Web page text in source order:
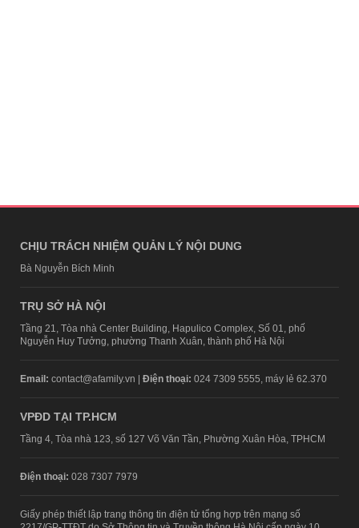
CHỊU TRÁCH NHIỆM QUẢN LÝ NỘI DUNG
Bà Nguyễn Bích Minh
TRỤ SỞ HÀ NỘI
Tầng 21, Tòa nhà Center Building, Hapulico Complex, Số 01, phố
Nguyễn Huy Tưởng, phường Thanh Xuân, thành phố Hà Nội
Email: contact@afamily.vn | Điện thoại: 024 7309 5555, máy lẻ 62.370
VPĐD TẠI TP.HCM
Tầng 4, Tòa nhà 123, số 127 Võ Văn Tần, Phường Xuân Hòa, TPHCM
Điện thoại: 028 7307 7979
Giấy phép thiết lập trang thông tin điện tử tổng hợp trên mạng số